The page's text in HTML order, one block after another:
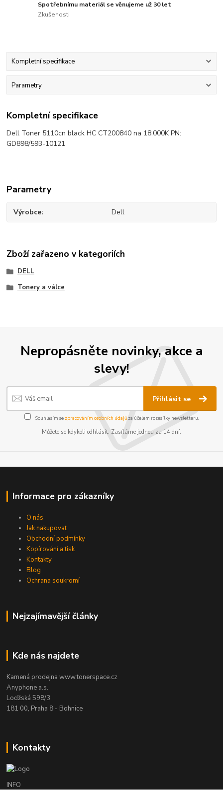
Spotřebnímu materiál se věnujeme už 30 let
Zkušenosti
Kompletní specifikace
Parametry
Kompletní specifikace
Dell Toner 5110cn black HC CT200840 na 18.000K PN:
GD898/593-10121
Parametry
Výrobce Dell
Zboží zařazeno v kategoriích
DELL
Tonery a válce
Nepropásněte novinky, akce a
slevy!
Přihlásit se
Souhlasím se zpracováním osobních údajůza účelem rozesílky newsletteru.
Můžete se kdykoli odhlásit. Zasíláme jednou za 14 dní.
Informace pro zákazníky
O nás
Jak nakupovat
Obchodní podmínky
Kopírování a tisk
Kontakty
Blog
Ochrana soukromí
Nejzajímavější články
Kde nás najdete
Kamená prodejna www.tonerspace.cz
Anyphone a.s.
Lodžská 598/3
181 00, Praha 8 - Bohnice
Kontakty
INFO